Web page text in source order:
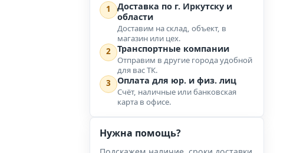
1
Доставка по г. Иркутску и
области
Доставим на склад, объект, в
магазин или цех.
2
Транспортные компании
Отправим в другие города удобной
для вас ТК.
3
Оплата для юр. и физ. лиц
Счёт, наличные или банковская
карта в офисе.
Нужна помощь?